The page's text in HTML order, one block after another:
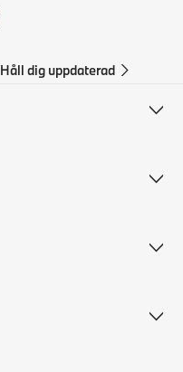
Håll dig uppdaterad